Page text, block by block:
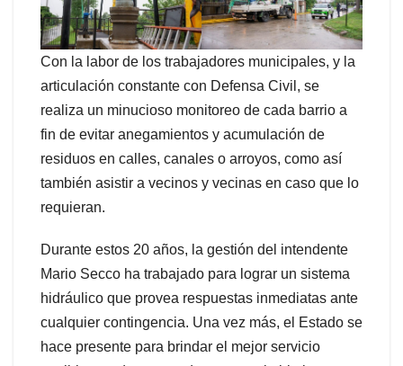
Con la labor de los trabajadores municipales, y la
articulación constante con Defensa Civil, se
realiza un minucioso monitoreo de cada barrio a
fin de evitar anegamientos y acumulación de
residuos en calles, canales o arroyos, como así
también asistir a vecinos y vecinas en caso que lo
requieran.
Durante estos 20 años, la gestión del intendente
Mario Secco ha trabajado para lograr un sistema
hidráulico que provea respuestas inmediatas ante
cualquier contingencia. Una vez más, el Estado se
hace presente para brindar el mejor servicio